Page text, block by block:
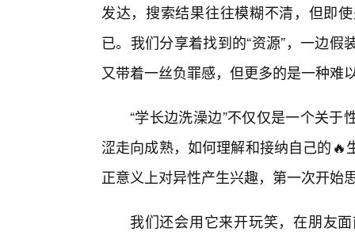
发达，搜索结果往往模糊不清，但即
已。我们分享着找到的“资源”，一边
又带着一丝负罪感，但更多的是一种难
“学长边洗澡边”不仅仅是一个关
涩走向成熟，如何理解和接纳自己的
正意义上对异性产生兴趣，第一次开始
我们还会用它来开玩笑，在朋友